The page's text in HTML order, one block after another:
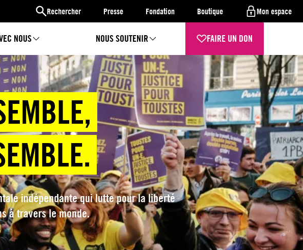
Rechercher Presse Fondation Boutique Mon espace
NOUS NOUS SOUTENIR FAIRE UN DON
indépendante qui lutte pour la liberté
à travers le monde.